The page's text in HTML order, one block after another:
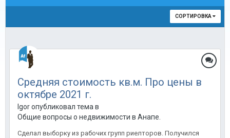
СОРТИРОВКА
Средняя стоимость кв.м. Про цены в
октябре 2021 г.
Igor опубликовал тема в
Общие вопросы о недвижимости в Анапе.
Сделал выборку из рабочих групп риелторов. Получился